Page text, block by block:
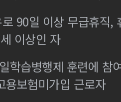
90일 이상 무급휴직,
이상인 자
학습병행제 훈련에 참
용보험미가입 근로자